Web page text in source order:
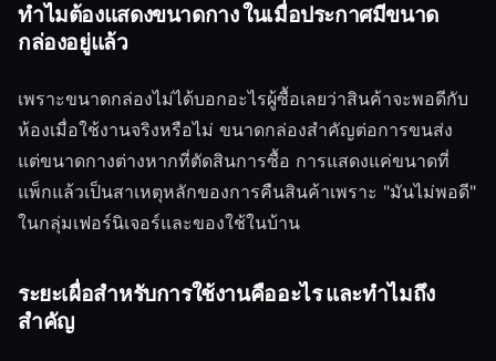
ทำไมต้องแสดงขนาดกาง ในเมื่อประกาศมีขนาด
กล่องอยู่แล้ว
เพราะขนาดกล่องไม่ได้บอกอะไรผู้ซื้อเลยว่าสินค้าจะพอดีกับ
ห้องเมื่อใช้งานจริงหรือไม่ ขนาดกล่องสำคัญต่อการขนส่ง
แต่ขนาดกางต่างหากที่ตัดสินการซื้อ การแสดงแค่ขนาดที่
แพ็กแล้วเป็นสาเหตุหลักของการคืนสินค้าเพราะ "มันไม่พอดี"
ในกลุ่มเฟอร์นิเจอร์และของใช้ในบ้าน
ระยะเผื่อสำหรับการใช้งานคืออะไร และทำไมถึง
สำคัญ